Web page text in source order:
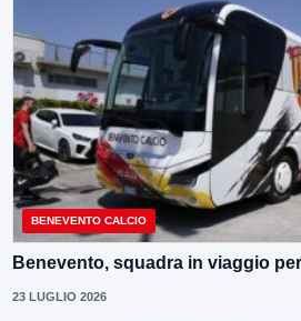
BENEVENTO CALCIO
Benevento, squadra in viaggio
23 LUGLIO 2026